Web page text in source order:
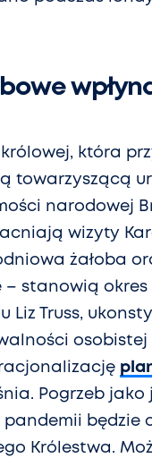
która
towarzyszącą
narodowej
wizyty
żałoba
– stanowią
Liz Truss,
osobistej
Pogrzeb
będzie
Królestwa.